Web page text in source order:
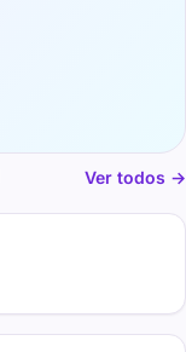
Ver todos →